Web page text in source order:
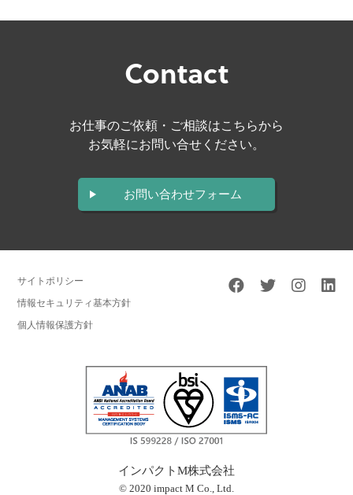
Contact
お仕事のご依頼・ご相談はこちらから
お気軽にお問い合せください。
お問い合わせフォーム
サイトポリシー
情報セキュリティ基本方針
個人情報保護方針
インパクトM株式会社
© 2020 impact M Co., Ltd.